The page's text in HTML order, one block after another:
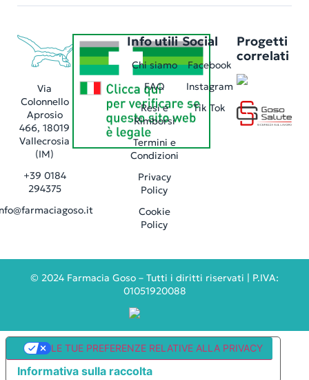
Via
Colonnello
Aprosio
466, 18019
Vallecrosia
(IM)
+39 0184
294375
Info utili
Chi siamo
FAQ
Resi e
Rimborsi
Termini e
Condizioni
Privacy
Policy
Cookie
Policy
Social
Facebook
Instagram
Tik Tok
Progetti
correlati
© 2024 Farmacia Goso – Tutti i diritti riservati | P.IVA:
01051920088
Informativa sulla raccolta
LE TUE PREFERENZE RELATIVE ALLA PRIVACY